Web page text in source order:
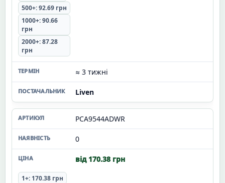
500+: 92.69 грн
1000+: 90.66
грн
2000+: 87.28
грн
≈ 3 тижні
Liven
PCA9544ADWR
0
від 170.38 грн
1+: 170.38 грн